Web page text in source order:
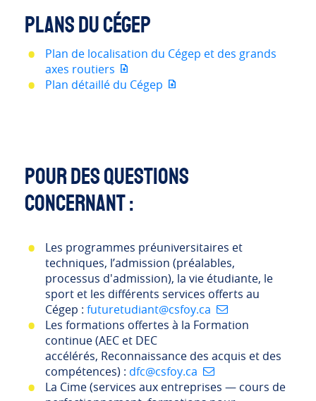
Plans du Cégep
Plan de localisation du Cégep et des grands
axes routiers
Plan détaillé du Cégep
Pour des questions
concernant :
Les programmes préuniversitaires et
techniques, l’admission (préalables,
processus d'admission), la vie étudiante, le
sport et les différents services offerts au
Cégep : futuretudiant@csfoy.ca
Les formations offertes à la Formation
continue (AEC et DEC
accélérés, Reconnaissance des acquis et des
compétences) : dfc@csfoy.ca
La Cime (services aux entreprises — cours de